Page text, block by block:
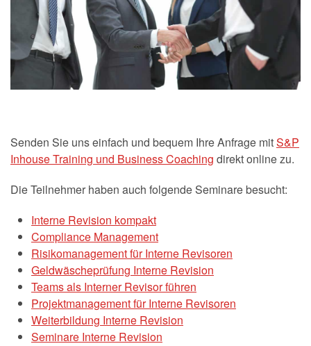
Senden Sie uns einfach und bequem Ihre Anfrage mitS&P
Inhouse Training und Business Coaching direkt online zu.
Die Teilnehmer haben auch folgende Seminare besucht:
Interne Revision kompakt
Compliance Management
Risikomanagement für Interne Revisoren
Geldwäscheprüfung Interne Revision
Teams als Interner Revisor führen
Projektmanagement für Interne Revisoren
Weiterbildung Interne Revision
Seminare Interne Revision